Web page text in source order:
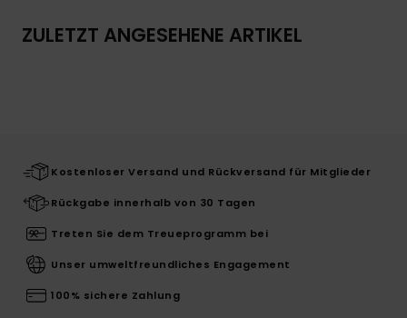
ZULETZT ANGESEHENE ARTIKEL
Kostenloser Versand und Rückversand für Mitglieder
Rückgabe innerhalb von 30 Tagen
Treten Sie dem Treueprogramm bei
Unser umweltfreundliches Engagement
100% sichere Zahlung